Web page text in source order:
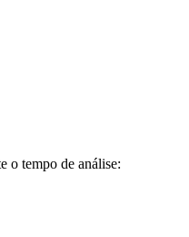
o tempo de análise: